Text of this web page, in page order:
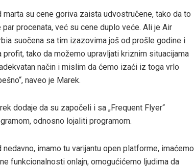
marta su cene goriva zaista udvostručene, tako da to
par procenata, već su cene duplo veće. Ali je Air
suočena sa tim izazovima još od prošle godine i
profit, tako da možemo upravljati kriznim situacijama
način i mislim da ćemo izaći iz toga vrlo
naveo je Marek.
dodaje da su započeli i sa „Frequent Flyer“
odnosno lojaliti programom.
nedavno, imamo tu varijantu open platforme, imaćemo
funkcionalnosti onlajn, omogućićemo ljudima da